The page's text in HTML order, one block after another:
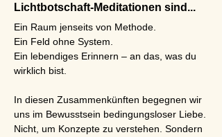
Lichtbotschaft-Meditationen sind...
Ein Raum jenseits von Methode.
Ein Feld ohne System.
Ein lebendiges Erinnern – an das, was du
wirklich bist.
In diesen Zusammenkünften begegnen wir
uns im Bewusstsein bedingungsloser Liebe.
Nicht, um Konzepte zu verstehen. Sondern